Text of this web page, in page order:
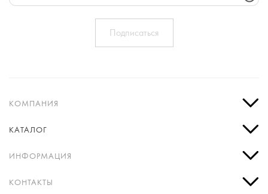
КОМПАНИЯ
КАТАЛОГ
ИНФОРМАЦИЯ
КОНТАКТЫ